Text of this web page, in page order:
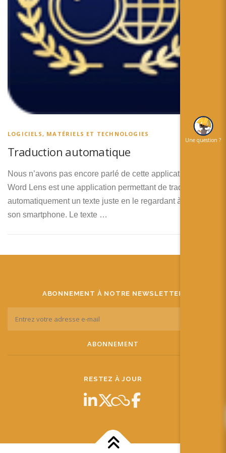
日本語
Español
LOGICIELS, MATÉRIELS ET TECHNOLOGIES
Traduction automatique
Nous n’avons pas encore parlé de cette application ici.
Word Lens est une application permettant de traduire
automatiquement un texte juste en le regardant à travers
son smartphone. Le texte …
ABONNEMENT À NOTRE NEWSLETTER
RESTEZ À JOUR
Une question ?